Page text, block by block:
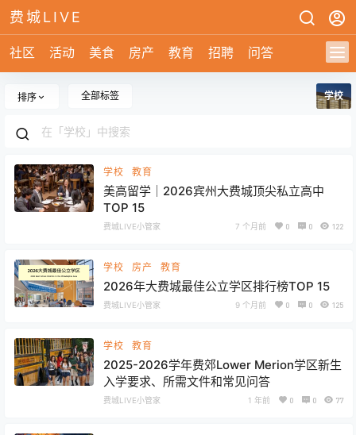
费城LIVE
社区 活动 美食 房产 教育 招聘 问答
排序 全部标签 学校
学校 教育
美高留学｜2026宾州大费城顶尖私立高中
TOP 15
费城LIVE小管家 7 个月前 0 0 122
学校 房产 教育
2026年大费城最佳公立学区排行榜TOP 15
费城LIVE小管家 9 个月前 0 0 125
学校 教育
2025-2026学年费郊Lower Merion学区新生
入学要求、所需文件和常见问答
费城LIVE小管家 1 年前 0 0 77